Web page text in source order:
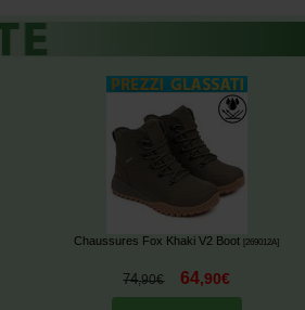
Chaussures Fox Khaki V2 Boot [269012A]
74,90€ 64,90€